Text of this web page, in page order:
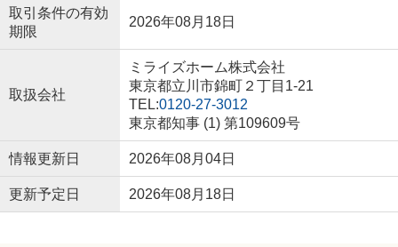
取引条件の有効
期限
2026年08月18日
取扱会社
ミライズホーム株式会社
東京都立川市錦町２丁目1-21
TEL:0120-27-3012
東京都知事 (1) 第109609号
情報更新日 2026年08月04日
更新予定日 2026年08月18日